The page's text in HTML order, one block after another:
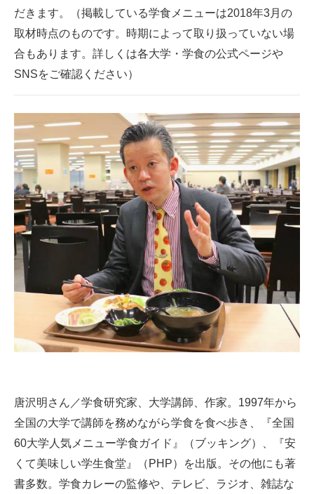
だきます。（掲載している学食メニューは2018年3月の
取材時点のものです。時期によって取り扱っていない場
合もあります。詳しくは各大学・学食の公式ページや
SNSをご確認ください）
唐沢明さん／学食研究家、大学講師、作家。1997年から
全国の大学で講師を務めながら学食を食べ歩き、『全国
60大学人気メニュー学食ガイド』（ブッキング）、『安
くて美味しい学生食堂』（PHP）を出版。その他にも著
書多数。学食カレーの監修や、テレビ、ラジオ、雑誌な